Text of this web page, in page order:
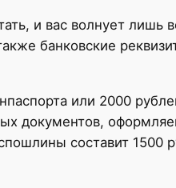
и вас волнует лишь
банковские
или 2000
документов,
составит 1500